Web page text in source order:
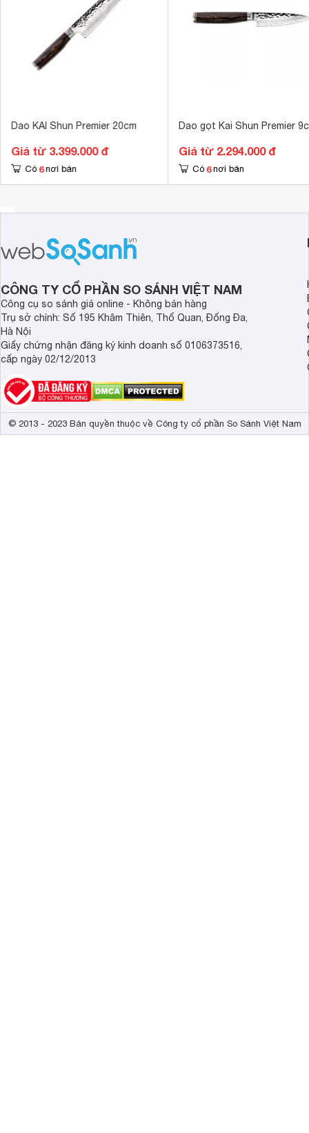
Dao KAI Shun Premier 20cm
Giá từ 3.399.000 đ
Có 6 nơi bán
Dao gọt Kai Shun Premier
Giá từ 2.294.000 đ
Có 6 nơi bán
CÔNG TY CỔ PHẦN SO SÁNH VIỆT NAM
Công cụ so sánh giá online - Không bán hàng
Trụ sở chính: Số 195 Khâm Thiên, Thổ Quan, Đống Đa,
Hà Nội
Giấy chứng nhận đăng ký kinh doanh số 0106373516,
cấp ngày 02/12/2013
© 2013 - 2023 Bản quyền thuộc về Công ty cổ phần So Sánh Việt Nam